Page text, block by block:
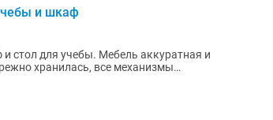
и шкаф
Мебель аккуратная и
хранилась, все механизмы